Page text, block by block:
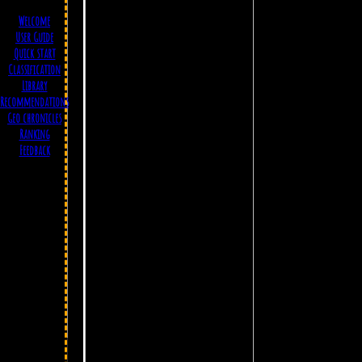
Welcome
User Guide
Quick start
Classification
Library
Recommendations
Geo chronicles
Ranking
Feedback